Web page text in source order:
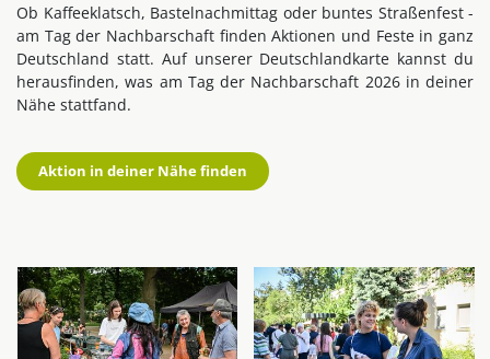
Ob Kaffeeklatsch, Bastelnachmittag oder buntes Straßenfest -
am Tag der Nachbarschaft finden Aktionen und Feste in ganz
Deutschland statt. Auf unserer Deutschlandkarte kannst du
herausfinden, was am Tag der Nachbarschaft 2026 in deiner
Nähe stattfand.
Aktion in deiner Nähe finden